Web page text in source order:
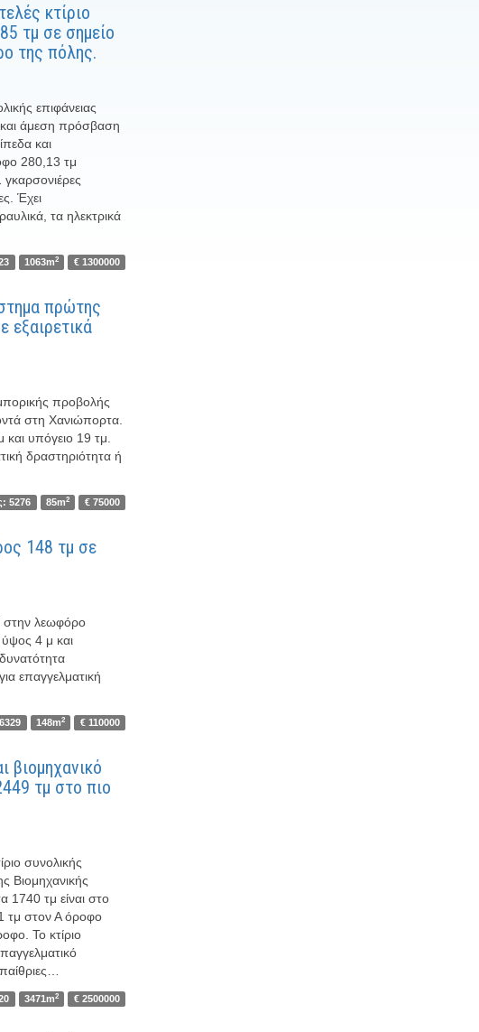
κτίριο
τμ σε σημείο
της πόλης.
επιφάνειας
και άμεση πρόσβαση
και
280,13 τμ
Έχει
τα ηλεκτρικά
1063m2 € 1300000
πρώτης
εξαιρετικά
προβολής
στη Χανιώπορτα.
υπόγειο 19 τμ.
δραστηριότητα ή
5276 85m2 € 75000
148 τμ σε
στην λεωφόρο
ύψος 4 μ και
επαγγελματική
148m2 € 110000
βιομηχανικό
τμ στο πιο
συνολικής
Βιομηχανικής
1740 τμ είναι στο
τμ στον Α όροφο
Το κτίριο
3471m2 € 2500000